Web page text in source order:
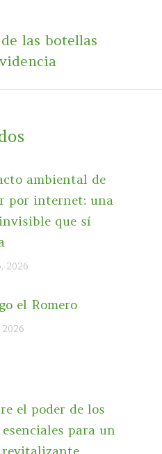
las botellas
ambiental de
por internet: una
que sí
2026
el Romero
el poder de los
para un
revitalizante